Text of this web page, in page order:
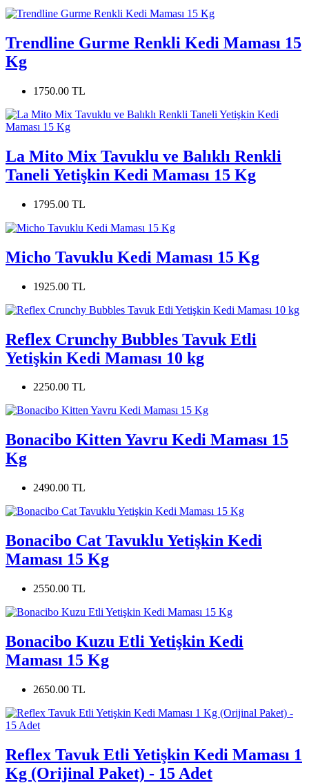
Trendline Gurme Renkli Kedi Maması 15
Kg
1750.00 TL
La Mito Mix Tavuklu ve Balıklı Renkli
Taneli Yetişkin Kedi Maması 15 Kg
1795.00 TL
Micho Tavuklu Kedi Maması 15 Kg
1925.00 TL
Reflex Crunchy Bubbles Tavuk Etli
Yetişkin Kedi Maması 10 kg
2250.00 TL
Bonacibo Kitten Yavru Kedi Maması 15
Kg
2490.00 TL
Bonacibo Cat Tavuklu Yetişkin Kedi
Maması 15 Kg
2550.00 TL
Bonacibo Kuzu Etli Yetişkin Kedi
Maması 15 Kg
2650.00 TL
Reflex Tavuk Etli Yetişkin Kedi Maması 1
Kg (Orijinal Paket) - 15 Adet